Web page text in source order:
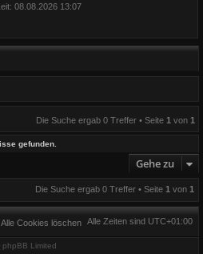
08.08.2026 13:07
Die Suche ergab 0 Treffer • Seite 1 von 1
gefunden.
Gehe zu
Die Suche ergab 0 Treffer • Seite 1 von 1
Alle Zeiten sind UTC+01:00
Alle Cookies löschen
Limited